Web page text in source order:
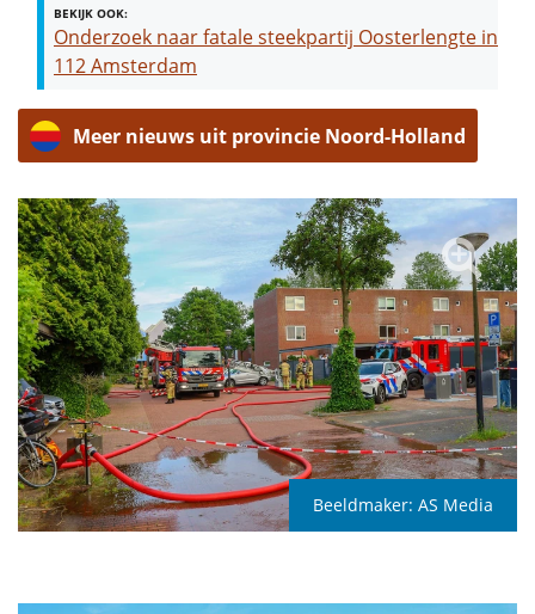
BEKIJK OOK:
Onderzoek naar fatale steekpartij Oosterlengte in
112 Amsterdam
Meer nieuws uit provincie Noord-Holland
Beeldmaker: AS Media